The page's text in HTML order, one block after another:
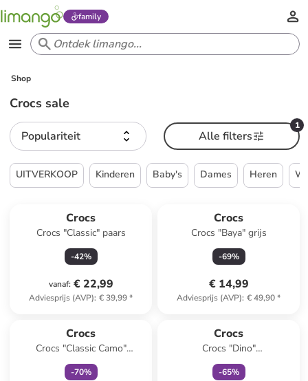
family
Shop
Crocs sale
Populariteit
1
Alle filters
UITVERKOOP Kinderen Baby's Dames Heren
Crocs
Crocs "Classic" paars
-42%
vanaf: € 22,99
Adviesprijs (AVP): € 39,99*
Crocs
Crocs "Baya" grijs
-69%
€ 14,99
Adviesprijs (AVP): € 49,90*
Crocs
Crocs "Classic Camo"
grijs/zwart
-70%
Crocs
Crocs "Dino"
zwart/meerkleurig
-65%